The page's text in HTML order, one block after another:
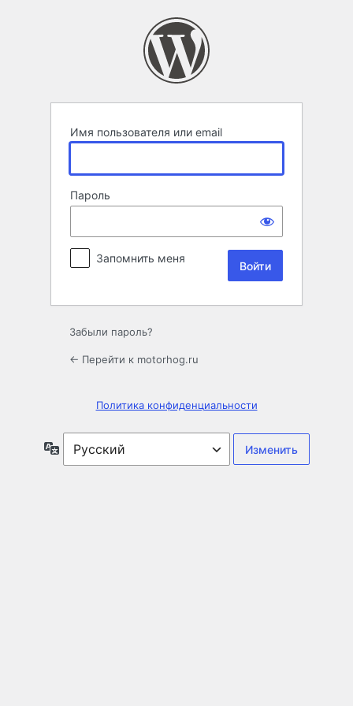
Имя пользователя или email
Пароль
Запомнить меня
Забыли пароль?
← Перейти к motorhog.ru
Политика конфиденциальности
Язык